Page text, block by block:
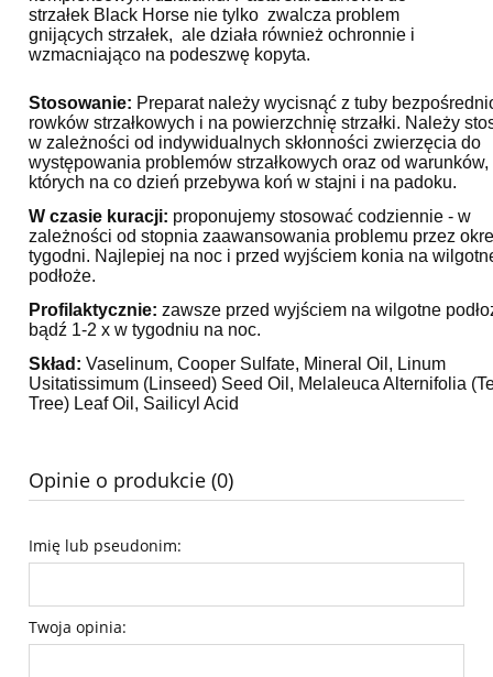
strzałek Black Horse nie tylko zwalcza problem
gnijących strzałek, ale działa również ochronnie i
wzmacniająco na podeszwę kopyta.
Stosowanie: Preparat należy wycisnąć z tuby
rowków strzałkowych i na powierzchnię strzałki. Należy
w zależności od indywidualnych skłonności zwierzęcia do
występowania problemów strzałkowych oraz od warunków,
których na co dzień przebywa koń w stajni i na padoku.
W czasie kuracji: proponujemy stosować codziennie - w
zależności od stopnia zaawansowania problemu przez
tygodni. Najlepiej na noc i przed wyjściem konia na
podłoże.
Profilaktycznie: zawsze przed wyjściem na wilgotne
bądź 1-2 x w tygodniu na noc.
Skład: Vaselinum, Cooper Sulfate, Mineral Oil, Linum
Usitatissimum (Linseed) Seed Oil, Melaleuca Alternifolia
Tree) Leaf Oil, Sailicyl Acid
Opinie o produkcie (0)
Imię lub pseudonim:
Twoja opinia: